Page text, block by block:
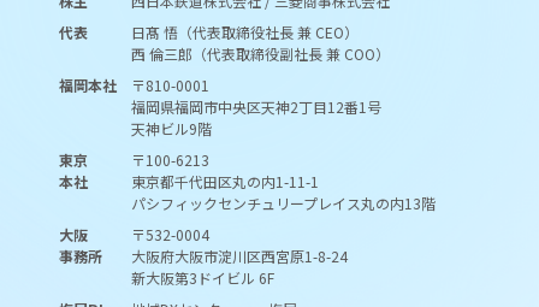
代表
日髙 悟（代表取締役社長 兼 CEO）
西 倫三郎（代表取締役副社長 兼 COO）
福岡本社
〒810-0001
福岡県福岡市中央区天神2丁目12番1号
天神ビル9階
東京
本社
〒100-6213
東京都千代田区丸の内1-11-1
パシフィックセンチュリープレイス丸の内13階
大阪
事務所
〒532-0004
大阪府大阪市淀川区西宮原1-8-24
新大阪第3ドイビル 6F